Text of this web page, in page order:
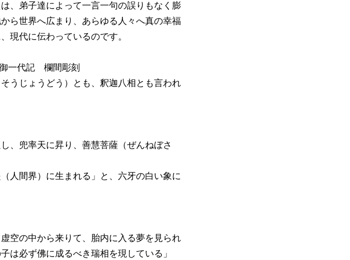
、弟子達によって一言一句の誤りもなく膨
ら世界へ広まり、あらゆる人々へ真の幸福
現代に伝わっているのです。
一代記 欄間彫刻
うじょうどう）とも、釈迦八相とも言われ
、兜率天に昇り、善慧菩薩（ぜんねぼさ
人間界）に生まれる」と、六牙の白い象に
空の中から来りて、胎内に入る夢を見られ
は必ず佛に成るべき瑞相を現している」